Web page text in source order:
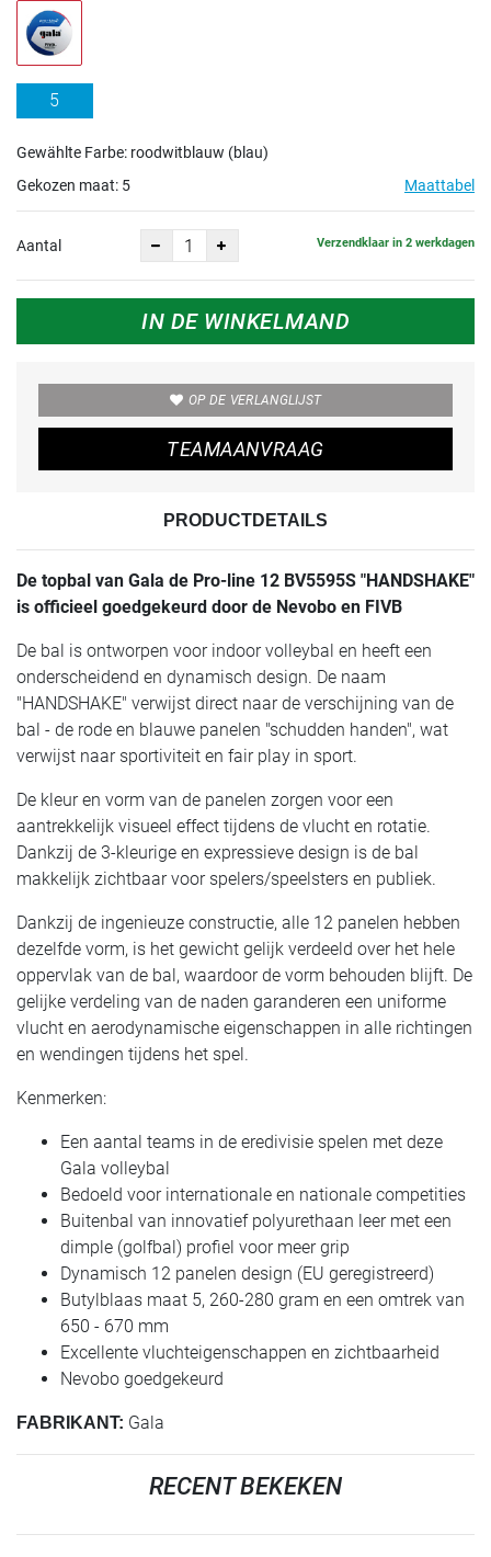
5
Gewählte Farbe: roodwitblauw (blau)
Gekozen maat: 5 Maattabel
Aantal Verzendklaar in 2 werkdagen
IN DE WINKELMAND
OP DE VERLANGLIJST
TEAMAANVRAAG
PRODUCTDETAILS
De topbal van Gala de Pro-line 12 BV5595S "HANDSHAKE"
is officieel goedgekeurd door de Nevobo en FIVB
De bal is ontworpen voor indoor volleybal en heeft een
onderscheidend en dynamisch design. De naam
"HANDSHAKE" verwijst direct naar de verschijning van de
bal - de rode en blauwe panelen "schudden handen", wat
verwijst naar sportiviteit en fair play in sport.
De kleur en vorm van de panelen zorgen voor een
aantrekkelijk visueel effect tijdens de vlucht en rotatie.
Dankzij de 3-kleurige en expressieve design is de bal
makkelijk zichtbaar voor spelers/speelsters en publiek.
Dankzij de ingenieuze constructie, alle 12 panelen hebben
dezelfde vorm, is het gewicht gelijk verdeeld over het hele
oppervlak van de bal, waardoor de vorm behouden blijft. De
gelijke verdeling van de naden garanderen een uniforme
vlucht en aerodynamische eigenschappen in alle richtingen
en wendingen tijdens het spel.
Kenmerken:
Een aantal teams in de eredivisie spelen met deze
Gala volleybal
Bedoeld voor internationale en nationale competities
Buitenbal van innovatief polyurethaan leer met een
dimple (golfbal) profiel voor meer grip
Dynamisch 12 panelen design (EU geregistreerd)
Butylblaas maat 5, 260-280 gram en een omtrek van
650 - 670 mm
Excellente vluchteigenschappen en zichtbaarheid
Nevobo goedgekeurd
FABRIKANT: Gala
RECENT BEKEKEN